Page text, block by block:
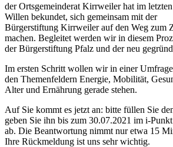
der Ortsgemeinderat Kirrweiler hat im
Willen bekundet, sich gemeinsam mit der
Bürgerstiftung Kirrweiler auf den Weg zum
machen. Begleitet werden wir in diesem
der Bürgerstiftung Pfalz und der neu
Im ersten Schritt wollen wir in einer
den Themenfeldern Energie, Mobilität,
Alter und Ernährung gerade stehen.
Auf Sie kommt es jetzt an: bitte füllen Sie
geben Sie ihn bis zum 30.07.2021 im i-
ab. Die Beantwortung nimmt nur etwa 15
Ihre Rückmeldung ist uns sehr wichtig.